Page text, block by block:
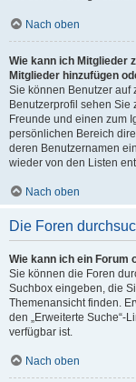
Nach oben
Wie kann ich Mitglieder
Mitglieder hinzufügen
Sie können Benutzer auf
Benutzerprofil sehen Sie
Freunde und einen zum
persönlichen Bereich
deren Benutzernamen
wieder von den Listen
Nach oben
Die Foren
Wie kann ich ein Forum
Sie können die Foren
Suchbox eingeben, die
Themenansicht finden.
den „Erweiterte Suche“-
verfügbar ist.
Nach oben